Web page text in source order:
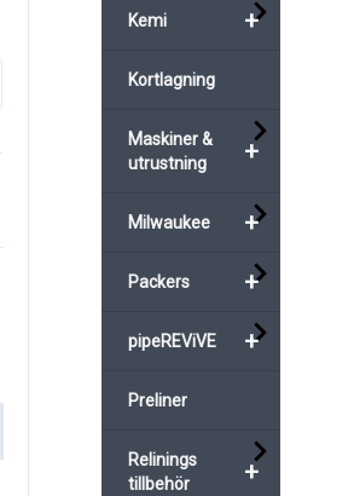
+
Kemi
Kortlagning
+
Maskiner &
utrustning
+
Milwaukee
+
Packers
+
pipeREViVE
Preliner
+
Relinings
tillbehör